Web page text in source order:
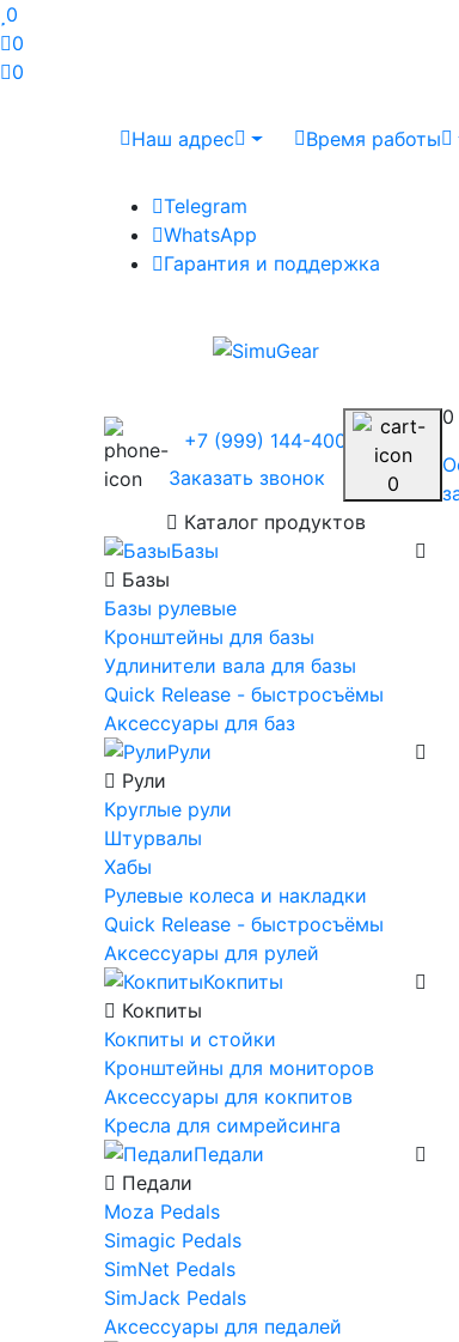
0
0
0
Наш адрес Время работы
Telegram
WhatsApp
Гарантия и поддержка
+7 (999) 144-4004
Заказать звонок
0
0
Каталог продуктов
Базы
Базы
Базы рулевые
Кронштейны для базы
Удлинители вала для базы
Quick Release - быстросъёмы
Аксессуары для баз
Рули
Рули
Круглые рули
Штурвалы
Хабы
Рулевые колеса и накладки
Quick Release - быстросъёмы
Аксессуары для рулей
Кокпиты
Кокпиты
Кокпиты и стойки
Кронштейны для мониторов
Аксессуары для кокпитов
Кресла для симрейсинга
Педали
Педали
Moza Pedals
Simagic Pedals
SimNet Pedals
SimJack Pedals
Аксессуары для педалей